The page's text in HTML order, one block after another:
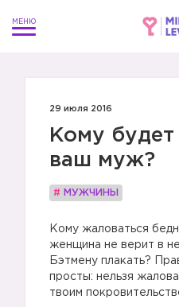
29 июля 2016
Кому
ваш муж?
# МУЖЧИНЫ
Кому жаловаться
женщина не верит в
Бэтмену плакать?
просты: нельзя
твоим